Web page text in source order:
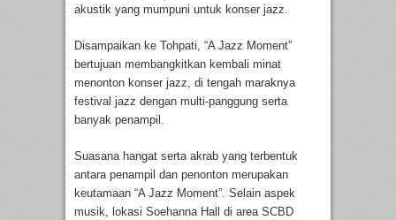
akustik yang mumpuni untuk konser jazz.
Disampaikan ke Tohpati, “A Jazz Moment”
bertujuan membangkitkan kembali minat
menonton konser jazz, di tengah maraknya
festival jazz dengan multi-panggung serta
banyak penampil.
Suasana hangat serta akrab yang terbentuk
antara penampil dan penonton merupakan
keutamaan “A Jazz Moment”. Selain aspek
musik, lokasi Soehanna Hall di area SCBD